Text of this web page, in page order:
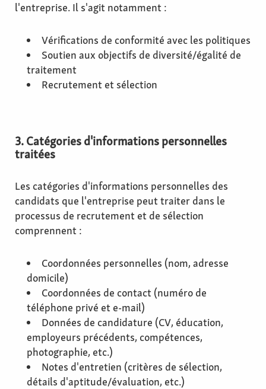
l'entreprise. Il s'agit notamment :
Vérifications de conformité avec les politiques
Soutien aux objectifs de diversité/égalité de
traitement
Recrutement et sélection
3. Catégories d'informations personnelles
traitées
Les catégories d'informations personnelles des
candidats que l'entreprise peut traiter dans le
processus de recrutement et de sélection
comprennent :
Coordonnées personnelles (nom, adresse
domicile)
Coordonnées de contact (numéro de
téléphone privé et e-mail)
Données de candidature (CV, éducation,
employeurs précédents, compétences,
photographie, etc.)
Notes d'entretien (critères de sélection,
détails d'aptitude/évaluation, etc.)